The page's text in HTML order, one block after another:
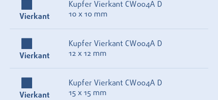
Vierkant
Kupfer Vierkant CW004A D
10 x 10 mm
Vierkant
Kupfer Vierkant CW004A D
12 x 12 mm
Vierkant
Kupfer Vierkant CW004A D
15 x 15 mm